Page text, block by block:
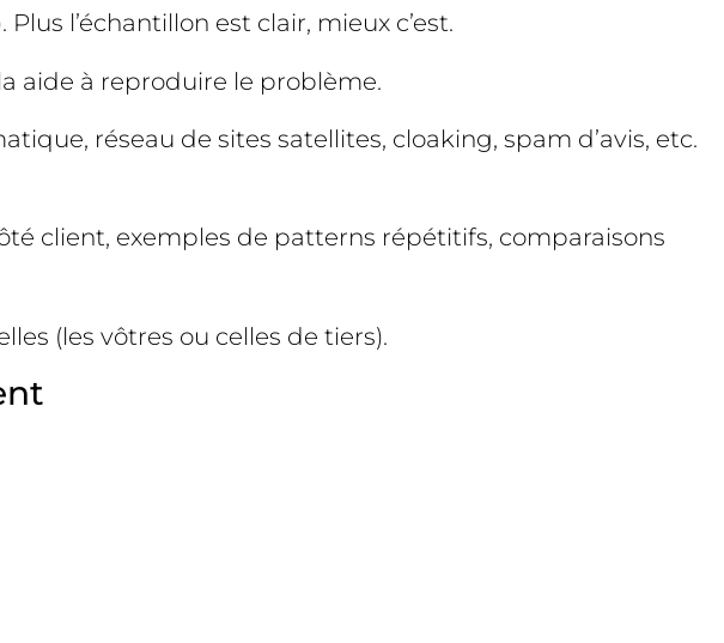
l’échantillon est clair, mieux c’est.
aide à reproduire le problème.
réseau de sites satellites, cloaking, spam d’avis, etc.
client, exemples de patterns répétitifs, comparaisons
(les vôtres ou celles de tiers).